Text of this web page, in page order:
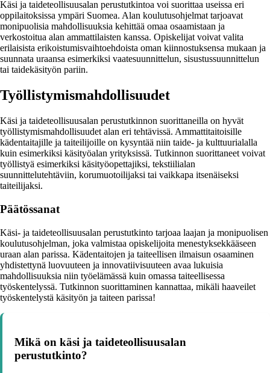
Käsi ja taideteollisuusalan perustutkintoa voi suorittaa useissa eri
oppilaitoksissa ympäri Suomea. Alan koulutusohjelmat tarjoavat
monipuolisia mahdollisuuksia kehittää omaa osaamistaan ja
verkostoitua alan ammattilaisten kanssa. Opiskelijat voivat valita
erilaisista erikoistumisvaihtoehdoista oman kiinnostuksensa mukaan ja
suunnata uraansa esimerkiksi vaatesuunnittelun, sisustussuunnittelun
tai taidekäsityön pariin.
Työllistymismahdollisuudet
Käsi ja taideteollisuusalan perustutkinnon suorittaneilla on hyvät
työllistymismahdollisuudet alan eri tehtävissä. Ammattitaitoisille
kädentaitajille ja taiteilijoille on kysyntää niin taide- ja kulttuurialalla
kuin esimerkiksi käsityöalan yrityksissä. Tutkinnon suorittaneet voivat
työllistyä esimerkiksi käsityöopettajiksi, tekstiilialan
suunnittelutehtäviin, korumuotoilijaksi tai vaikkapa itsenäiseksi
taiteilijaksi.
Päätössanat
Käsi- ja taideteollisuusalan perustutkinto tarjoaa laajan ja monipuolisen
koulutusohjelman, joka valmistaa opiskelijoita menestyksekkääseen
uraan alan parissa. Kädentaitojen ja taiteellisen ilmaisun osaaminen
yhdistettynä luovuuteen ja innovatiivisuuteen avaa lukuisia
mahdollisuuksia niin työelämässä kuin omassa taiteellisessa
työskentelyssä. Tutkinnon suorittaminen kannattaa, mikäli haaveilet
työskentelystä käsityön ja taiteen parissa!
Mikä on käsi ja taideteollisuusalan
perustutkinto?